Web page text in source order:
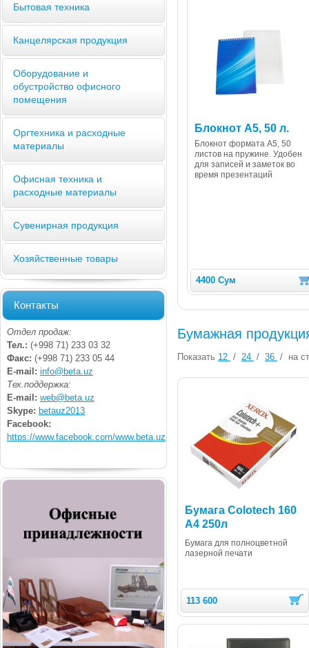
Бытовая техника
Канцелярская продукция
Оборудование и
обустройство офисного
помещения
Оргтехника и расходные
материалы
Офисная техника и
расходные материалы
Сувенирная продукция
Хозяйственные товары
Контакты
Отдел продаж:
Тел.: (+998 71) 233 03 32
Факс: (+998 71) 233 05 44
E-mail: info@beta.uz
Тех.поддержка:
E-mail: web@beta.uz
Skype: betauz2013
Facebook:
https://www.facebook.com/www.beta.uz
Блокнот А5, 50 л.
Блокнот формата А5, 50
листов на пружине. Удобен
для записей и заметок во
время презентаций
4400 Сум
Бумажная
Показать 12 / 24 / 36 / на
Бумага Colotech 160
А4 250л
Бумага для полноцветной
лазерной печати
113 600